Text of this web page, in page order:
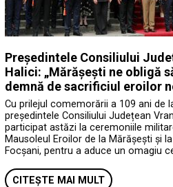
Președintele Consiliului
Halici: „Mărășești ne obligă
demnă de sacrificiul eroilor
Cu prilejul comemorării a 109 ani de
președintele Consiliului Județean
participat astăzi la ceremoniile
Mausoleul Eroilor de la Mărășești și
Focșani, pentru a aduce un omagiu
CITEȘTE MAI MULT